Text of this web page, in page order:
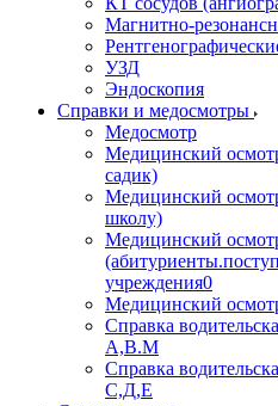
Магнитно-
УЗД
Эндоскопия
Справки и медосмотры
Медосмотр
Медицинский
садик)
Медицинский
школу)
Медицинский
учреждения0
Медицинский
Справка
А,В.М
Справка
С,Д,Е